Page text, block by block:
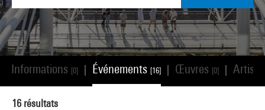
Informations [0] Événements [16] Œuvres [0]
16 résultats